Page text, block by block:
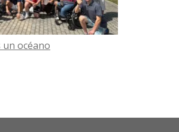
un océano